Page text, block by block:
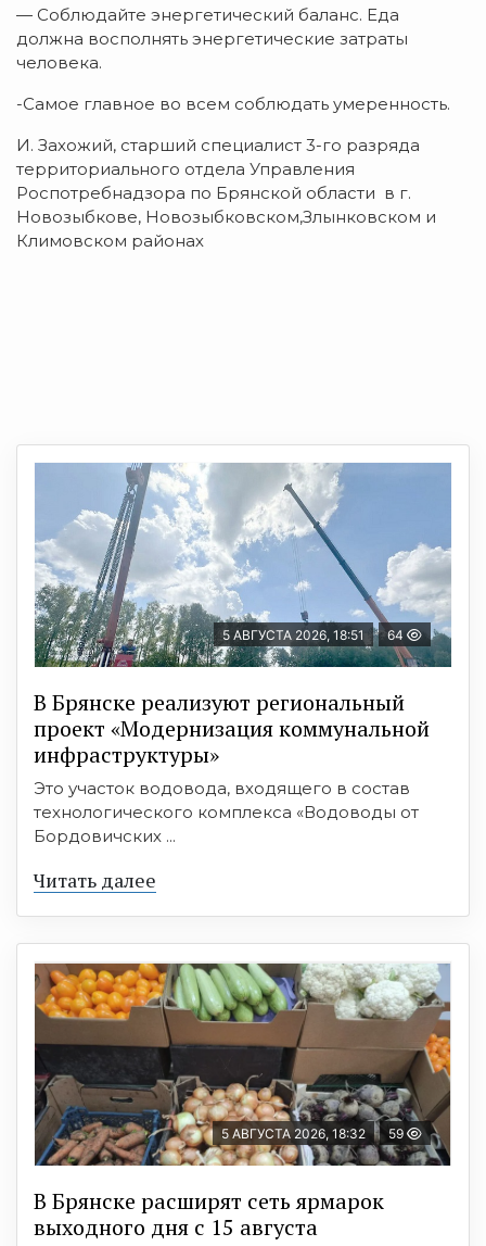
— Соблюдайте энергетический баланс. Еда
должна восполнять энергетические затраты
человека.
-Самое главное во всем соблюдать умеренность.
И. Захожий, старший специалист 3-го разряда
территориального отдела Управления
Роспотребнадзора по Брянской области в г.
Новозыбкове, Новозыбковском,Злынковском и
Климовском районах
5 АВГУСТА 2026, 18:51 64
В Брянске реализуют региональный
проект «Модернизация коммунальной
инфраструктуры»
Это участок водовода, входящего в состав
технологического комплекса «Водоводы от
Бордовичских ...
Читать далее
5 АВГУСТА 2026, 18:32 59
В Брянске расширят сеть ярмарок
выходного дня с 15 августа